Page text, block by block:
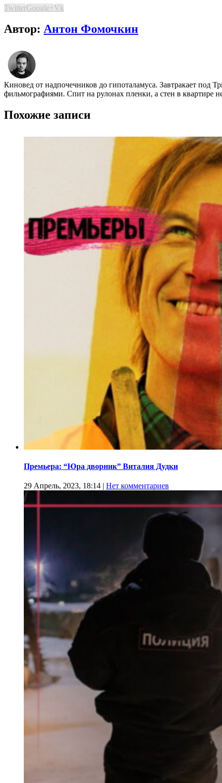
TwitterGoogle+Vk
Автор: Антон Фомочкин
Киновед от надпочечников до гипоталамуса. Завтракает
фильмографиями. Спит на рулонах пленки, а стен в квартире
Похожие записи
Премьера: “Юра дворник” Виталия Дудки
29 Апрель, 2023, 18:14 | Нет комментариев